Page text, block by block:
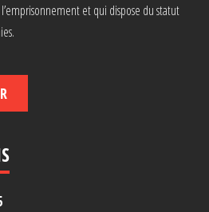
et qui dispose du statut